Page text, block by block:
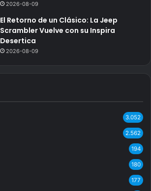
2026-08-09
El Retorno de un Clásico: La Jeep
Scrambler Vuelve con su Inspira
Desertica
2026-08-09
3.052
2.562
194
180
177